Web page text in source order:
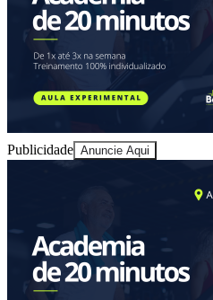
Publicidade Anuncie Aqui